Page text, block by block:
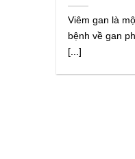
Viêm gan là
bệnh về gan
[...]